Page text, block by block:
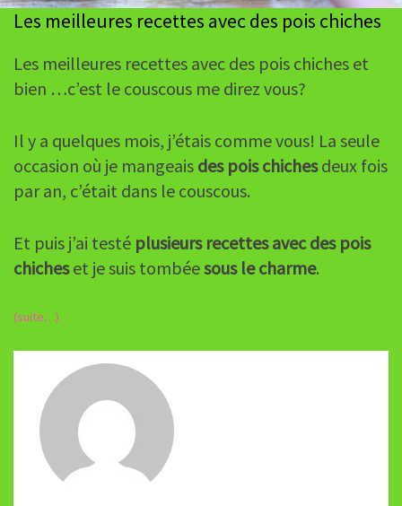
Les meilleures recettes avec des pois chiches
Les meilleures recettes avec des pois chiches et
bien …c’est le couscous me direz vous?
Il y a quelques mois, j’étais comme vous! La seule
occasion où je mangeais des pois chichesdeux fois
par an, c’était dans le couscous.
Et puis j’ai testé plusieurs recettes avec des pois
chicheset je suis tombéesous le charme.
(suite…)